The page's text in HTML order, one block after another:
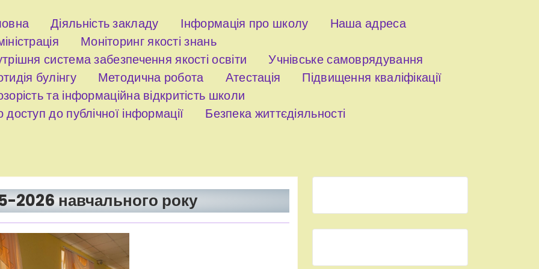
Діяльність закладу Інформація про школу
Наша адреса
Моніторинг якості знань
система забезпечення якості освіти
Учнівське самоврядування
булінгу
Методична робота Атестація
Підвищення кваліфікації
та інформаційна відкритість школи
доступ до публічної інформації
Безпека життєдіяльності
2026 навчального року